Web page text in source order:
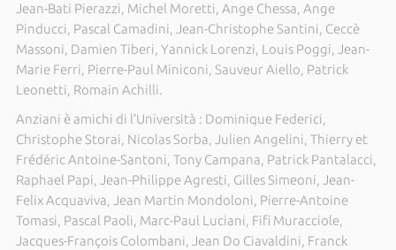
Jean-Bati Pierazzi, Michel Moretti, Ange Chessa, Ange
Pinducci, Pascal Camadini, Jean-Christophe Santini, Ceccè
Massoni, Damien Tiberi, Yannick Lorenzi, Louis Poggi, Jean-
Marie Ferri, Pierre-Paul Miniconi, Sauveur Aiello, Patrick
Leonetti, Romain Achilli.
Anziani è amichi di l’Università : Dominique Federici,
Christophe Storai, Nicolas Sorba, Julien Angelini, Thierry et
Frédéric Antoine-Santoni, Tony Campana, Patrick Pantalacci,
Raphael Papi, Jean-Philippe Agresti, Gilles Simeoni, Jean-
Felix Acquaviva, Jean Martin Mondoloni, Pierre-Antoine
Tomasi, Pascal Paoli, Marc-Paul Luciani, Fifi Muracciole,
Jacques-François Colombani, Jean Do Ciavaldini, Franck